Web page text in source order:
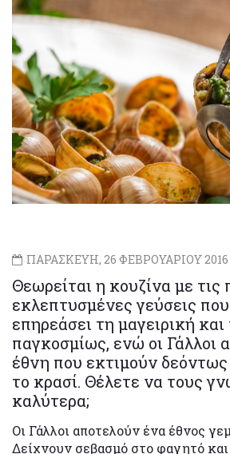
ΠΑΡΑΣΚΕΥΗ, 26 ΦΕΒΡΟΥΑΡΙΟΥ 2016
Θεωρείται η κουζίνα με τις
εκλεπτυσμένες γεύσεις που
επηρεάσει τη μαγειρική
παγκοσμίως, ενώ οι Γάλλοι
έθνη που εκτιμούν
το κρασί. Θέλετε να τους
καλύτερα;
Οι Γάλλοι αποτελούν ένα έθνος
Δείχνουν σεβασμό στο φαγητό